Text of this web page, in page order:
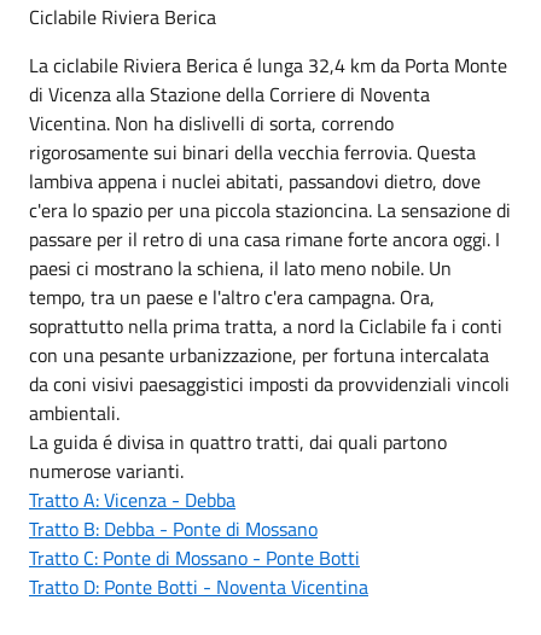
Ciclabile Riviera Berica
La ciclabile Riviera Berica é lunga 32,4 km da Porta Monte
di Vicenza alla Stazione della Corriere di Noventa
Vicentina. Non ha dislivelli di sorta, correndo
rigorosamente sui binari della vecchia ferrovia. Questa
lambiva appena i nuclei abitati, passandovi dietro, dove
c'era lo spazio per una piccola stazioncina. La sensazione di
passare per il retro di una casa rimane forte ancoraoggi. I
paesi ci mostrano la schiena, il lato meno nobile. Un
tempo, tra un paese e l'altro c'era campagna. Ora,
soprattutto nella prima tratta, a nord la Ciclabile fa i conti
con una pesante urbanizzazione, per fortuna intercalata
da coni visivi paesaggistici imposti da provvidenziali vincoli
ambientali.
La guida é divisa in quattro tratti, dai quali partono
numerose varianti.
Tratto A: Vicenza - Debba
Tratto B: Debba - Ponte di Mossano
Tratto C: Ponte di Mossano - Ponte Botti
Tratto D: Ponte Botti - Noventa Vicentina